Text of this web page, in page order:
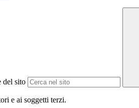
del sito
e ai soggetti terzi.